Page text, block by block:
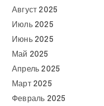
Август 2025
Июль 2025
Июнь 2025
Май 2025
Апрель 2025
Март 2025
Февраль 2025